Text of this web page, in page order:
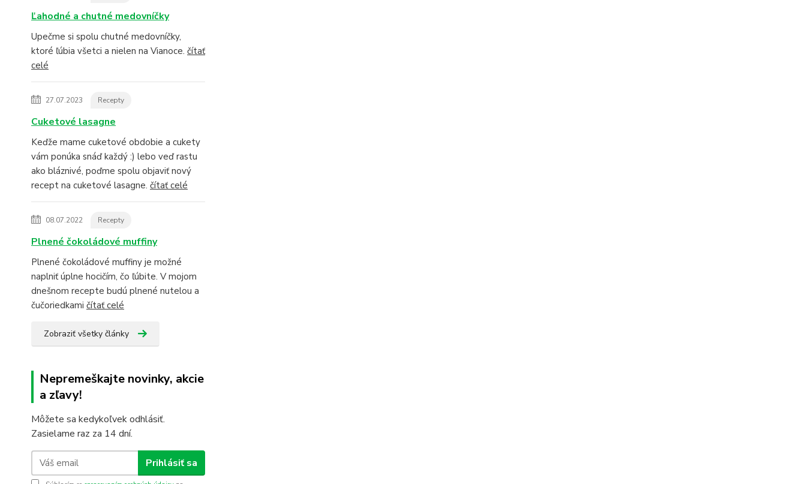
Ľahodné a chutné medovníčky
Upečme si spolu chutné medovníčky,
ktoré ľúbia všetci a nielen na Vianoce. čítať
celé
27.07.2023 Recepty
Cuketové lasagne
Keďže mame cuketové obdobie a cukety
vám ponúka snáď každý :) lebo veď rastu
ako bláznivé, poďme spolu objaviť nový
recept na cuketové lasagne. čítať celé
08.07.2022 Recepty
Plnené čokoládové muffiny
Plnené čokoládové muffiny je možné
naplniť úplne hocičím, čo ľúbite. V mojom
dnešnom recepte budú plnené nutelou a
čučoriedkami čítať celé
Zobraziť všetky články
Nepremeškajte novinky, akcie
a zľavy!
Môžete sa kedykoľvek odhlásiť.
Zasielame raz za 14 dní.
Prihlásiť sa